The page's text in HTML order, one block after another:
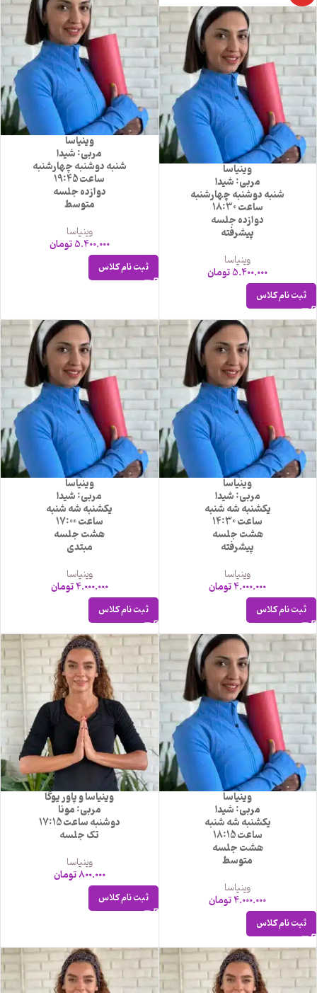
وینیاسا
مربی: شیدا
شنبه دوشنبه چهارشنبه
ساعت 18:30
دوازده جلسه
پیشرفته
وینیاسا
5.400.000تومان
ثبت نام کلاس
وینیاسا
مربی: شیدا
شنبه دوشنبه چهارشنبه
ساعت 19:45
دوازده جلسه
متوسط
وینیاسا
5.400.000تومان
ثبت نام کلاس
وینیاسا
مربی: شیدا
یکشنبه شه شنبه
ساعت 14:30
هشت جلسه
پیشرفته
وینیاسا
4.000.000تومان
ثبت نام کلاس
وینیاسا
مربی: شیدا
یکشنبه شه شنبه
ساعت 17:00
هشت جلسه
مبتدی
وینیاسا
4.000.000تومان
ثبت نام کلاس
وینیاسا
مربی: شیدا
یکشنبه شه شنبه
ساعت 18:15
هشت جلسه
متوسط
وینیاسا
4.000.000تومان
ثبت نام کلاس
وینیاسا و پاور یوگا
مربی: مونا
دوشنبه ساعت 17:15
تک جلسه
وینیاسا
800.000تومان
ثبت نام کلاس